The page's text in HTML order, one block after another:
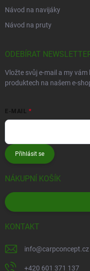
Návod na navijáky
Návod na pruty
ODEBÍRAT
Vložte svůj e-mail a my
produktech na našem e-
E-MAIL
Přihlásit se
NÁKUPNÍ KOŠÍK
KONTAKT
info@carpconcept.cz
+420 601 371 137